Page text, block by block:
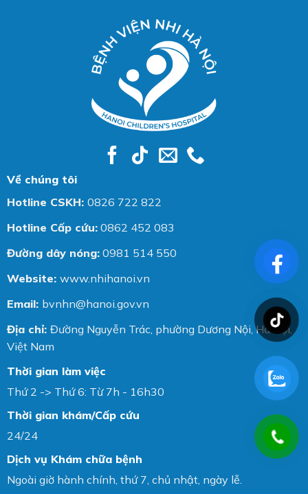
Về chúng tôi
Hotline CSKH: 0826 722 822
Hotline Cấp cứu: 0862 452 083
Đường dây nóng: 0981 514 550
Website: www.nhihanoi.vn
Email: bvnhn@hanoi.gov.vn
Địa chỉ: Đường Nguyễn Trác, phường Dương Nội, Hà Nội,
Việt Nam
Thời gian làm việc
Thứ 2 -> Thứ 6: Từ 7h - 16h30
Thời gian khám/Cấp cứu
24/24
Dịch vụ Khám chữa bệnh
Ngoài giờ hành chính, thứ 7, chủ nhật, ngày lễ.